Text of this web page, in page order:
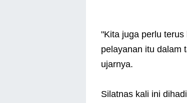
"Kita juga perlu
pelayanan itu dalam
ujarnya.
Silatnas kali ini